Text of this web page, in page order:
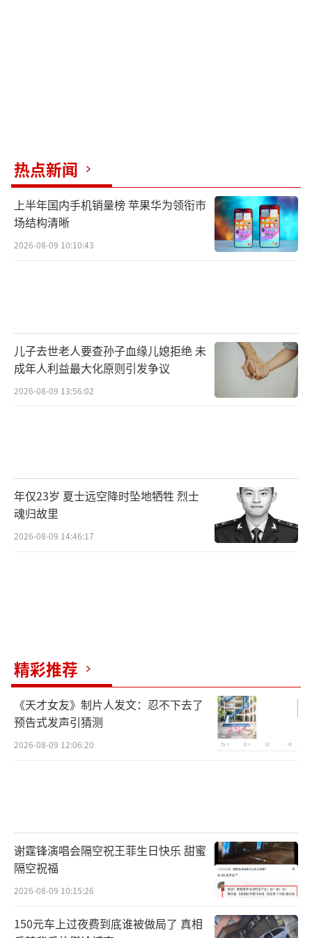
期，而企业需要保持克制和理性。面对令人兴
奋的技术故事，投资者应区分实验室参数和实
际订单，联合研发和规模采购，演示和实际部
署。空芯光纤的发展方向正确，但需要深耕技
术，确保技术的成熟和可靠。
热点新闻
上半年国内手机销量榜 苹果华为领衔市
场结构清晰
2026-08-09 10:10:43
儿子去世老人要查孙子血缘儿媳拒绝 未
成年人利益最大化原则引发争议
2026-08-09 13:56:02
年仅23岁 夏士远空降时坠地牺牲 烈士
魂归故里
2026-08-09 14:46:17
精彩推荐
《天才女友》制片人发文：忍不下去了
预告式发声引猜测
2026-08-09 12:06:20
谢霆锋演唱会隔空祝王菲生日快乐 甜蜜
隔空祝福
2026-08-09 10:15:26
150元车上过夜费到底谁被做局了 真相